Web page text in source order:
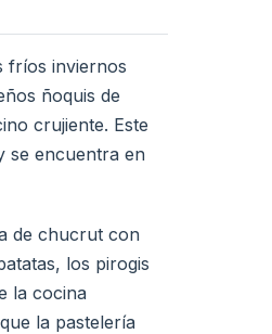
fríos inviernos
ñoquis de
crujiente. Este
se encuentra en
de chucrut con
los pirogis
la cocina
la pastelería